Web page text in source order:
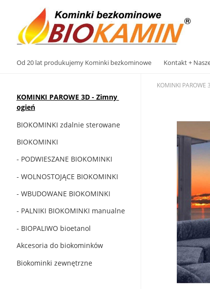
Od 20 lat produkujemy Kominki bezkominowe Kontakt +
KOMINKI PAROWE 3D - Zimny ​​
ogień
BIOKOMINKI zdalnie sterowane
BIOKOMINKI
- PODWIESZANE BIOKOMINKI
- WOLNOSTOJĄCE BIOKOMINKI
- WBUDOWANE BIOKOMINKI
- PALNIKI BIOKOMINKI manualne
- BIOPALIWO bioetanol
Akcesoria do biokominków
Biokominki zewnętrzne
KOMINKI